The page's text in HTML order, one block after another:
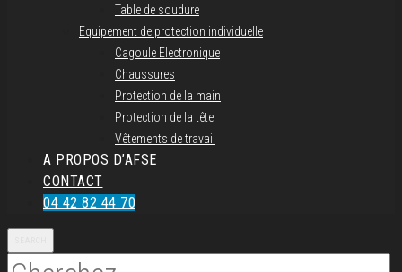
Table de soudure
Equipement de protection individuelle
Cagoule Electronique
Chaussures
Protection de la main
Protection de la tête
Vêtements de travail
A PROPOS D’AFSE
CONTACT
04 42 82 44 70